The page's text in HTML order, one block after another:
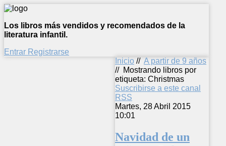
Los libros más vendidos y recomendados de la
literatura infantil.
Entrar Registrarse
Inicio // A partir de 9 años
// Mostrando libros por
etiqueta: Christmas
Suscribirse a este canal
RSS
Martes, 28 Abril 2015
10:01
Navidad de un